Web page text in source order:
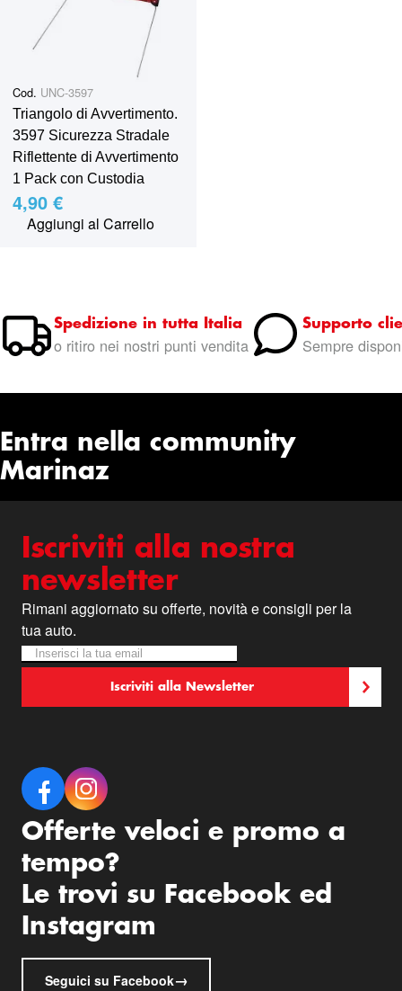
Cod. UNC-3597
Triangolo di Avvertimento.
3597 Sicurezza Stradale
Riflettente di Avvertimento
1 Pack con Custodia
4,90 €
Aggiungi al Carrello
Spedizione in tutta Italia
o ritiro nei nostri punti vendita
Supporto
Sempre
Entra nella community
Marinaz
Iscriviti alla nostra
newsletter
Rimani aggiornato su offerte, novità e consigli per la
tua auto.
Newsletter
Iscriviti alla nostra Newsletter:
Iscriviti alla Newsletter
Offerte veloci e promo a
tempo?
Le trovi su Facebook ed
Instagram
Seguici su Facebook→